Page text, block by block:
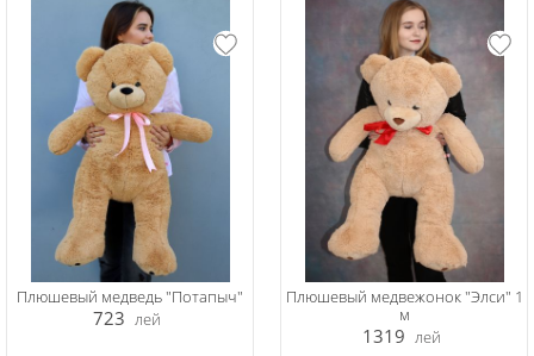
Плюшевый медведь "Потапыч"
723 лей
Плюшевый медвежонок "Элси" 1
м
1319 лей